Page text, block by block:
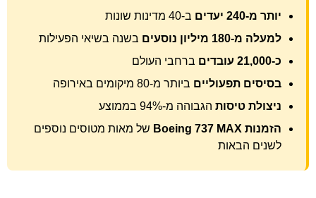
יותר מ-240 יעדים
ב-40 מדינות שונות
למעלה מ-180 מיליון נוסעים
בשנה בשיאי הפעילות
כ-21,000 עובדים
ברחבי העולם
בסיסים תפעוליים ביותר מ-80 מיקומים באירופה
ניצולת טיסות הגבוהה מ-94% בממוצע
הזמנות Boeing 737 MAX
של מאות מטוסים נוספים
לשנים הבאות